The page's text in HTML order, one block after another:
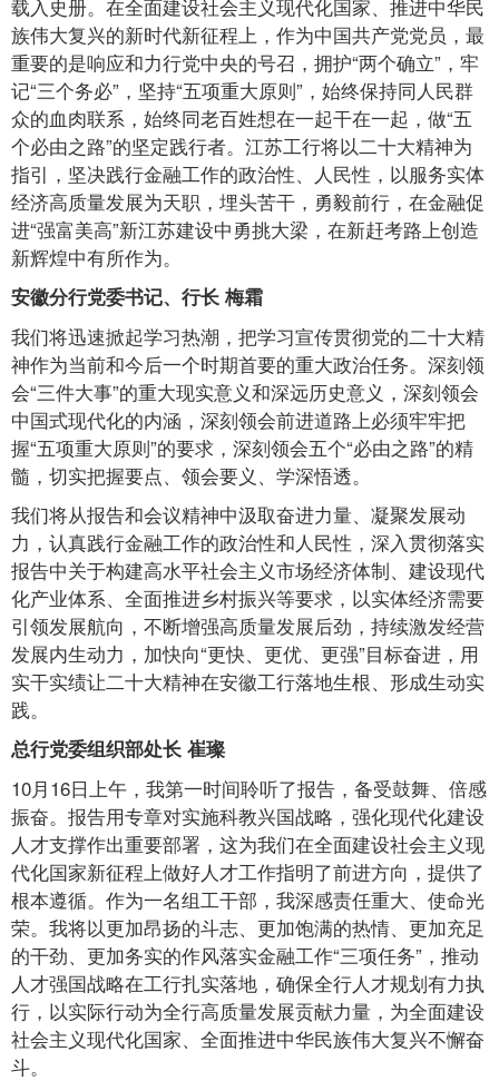
载入史册。在全面建设社会主义现代化国家、推进中华民
族伟大复兴的新时代新征程上，作为中国共产党党员，最
重要的是响应和力行党中央的号召，拥护“两个确立”，牢
记“三个务必”，坚持“五项重大原则”，始终保持同人民群
众的血肉联系，始终同老百姓想在一起干在一起，做“五
个必由之路”的坚定践行者。江苏工行将以二十大精神为
指引，坚决践行金融工作的政治性、人民性，以服务实体
经济高质量发展为天职，埋头苦干，勇毅前行，在金融促
进“强富美高”新江苏建设中勇挑大梁，在新赶考路上创造
新辉煌中有所作为。
安徽分行党委书记、行长 梅霜
我们将迅速掀起学习热潮，把学习宣传贯彻党的二十大精
神作为当前和今后一个时期首要的重大政治任务。深刻领
会“三件大事”的重大现实意义和深远历史意义，深刻领会
中国式现代化的内涵，深刻领会前进道路上必须牢牢把
握“五项重大原则”的要求，深刻领会五个“必由之路”的精
髓，切实把握要点、领会要义、学深悟透。
我们将从报告和会议精神中汲取奋进力量、凝聚发展动
力，认真践行金融工作的政治性和人民性，深入贯彻落实
报告中关于构建高水平社会主义市场经济体制、建设现代
化产业体系、全面推进乡村振兴等要求，以实体经济需要
引领发展航向，不断增强高质量发展后劲，持续激发经营
发展内生动力，加快向“更快、更优、更强”目标奋进，用
实干实绩让二十大精神在安徽工行落地生根、形成生动实
践。
总行党委组织部处长 崔璨
10月16日上午，我第一时间聆听了报告，备受鼓舞、倍感
振奋。报告用专章对实施科教兴国战略，强化现代化建设
人才支撑作出重要部署，这为我们在全面建设社会主义现
代化国家新征程上做好人才工作指明了前进方向，提供了
根本遵循。作为一名组工干部，我深感责任重大、使命光
荣。我将以更加昂扬的斗志、更加饱满的热情、更加充足
的干劲、更加务实的作风落实金融工作“三项任务”，推动
人才强国战略在工行扎实落地，确保全行人才规划有力执
行，以实际行动为全行高质量发展贡献力量，为全面建设
社会主义现代化国家、全面推进中华民族伟大复兴不懈奋
斗。